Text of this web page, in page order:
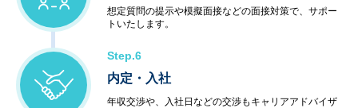
想定質問の提示や模擬面接などの面接対策で、サポー
トいたします。
Step.6
内定・入社
年収交渉や、入社日などの交渉もキャリアアドバイザ